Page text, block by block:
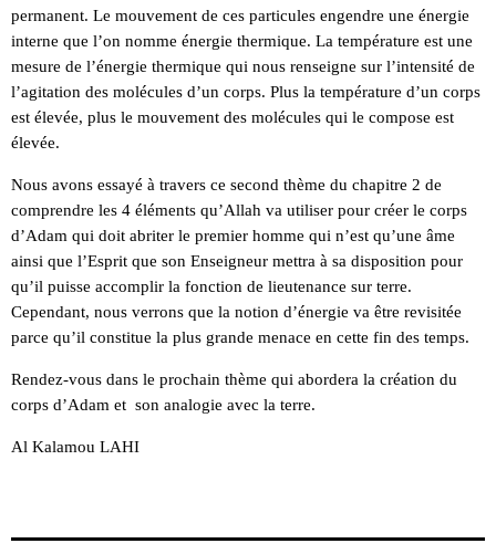
permanent. Le mouvement de ces particules engendre une énergie
interne que l’on nomme énergie thermique. La température est une
mesure de l’énergie thermique qui nous renseigne sur l’intensité de
l’agitation des molécules d’un corps. Plus la température d’un corps
est élevée, plus le mouvement des molécules qui le compose est
élevée.
Nous avons essayé à travers ce second thème du chapitre 2 de
comprendre les 4 éléments qu’Allah va utiliser pour créer le corps
d’Adam qui doit abriter le premier homme qui n’est qu’une âme
ainsi que l’Esprit que son Enseigneur mettra à sa disposition pour
qu’il puisse accomplir la fonction de lieutenance sur terre.
Cependant, nous verrons que la notion d’énergie va être revisitée
parce qu’il constitue la plus grande menace en cette fin des temps.
Rendez-vous dans le prochain thème qui abordera la création du
corps d’Adam et son analogie avec la terre.
Al Kalamou LAHI